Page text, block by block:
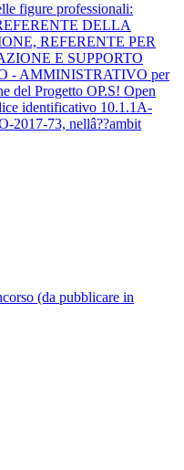
figure professionali:
DELLA
REFERENTE PER
E SUPPORTO
- AMMINISTRATIVO per
del Progetto OP.S! Open
identificativo 10.1.1A-
2017-73, nellâ??ambit
(da pubblicare in